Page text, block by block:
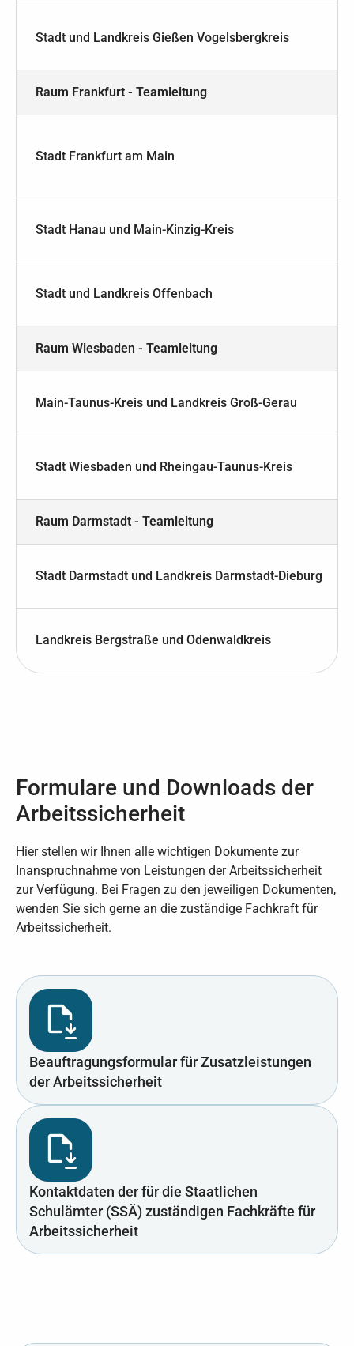
Stadt und Landkreis Gießen Vogelsbergkreis
Raum Frankfurt - Teamleitung
Stadt Frankfurt am Main
Stadt Hanau und Main-Kinzig-Kreis
Stadt und Landkreis Offenbach
Raum Wiesbaden - Teamleitung
Main-Taunus-Kreis und Landkreis Groß-Gerau
Stadt Wiesbaden und Rheingau-Taunus-Kreis
Raum Darmstadt - Teamleitung
Stadt Darmstadt und Landkreis Darmstadt-Dieburg
Landkreis Bergstraße und Odenwaldkreis
Formulare und Downloads der
Arbeitssicherheit
Hier stellen wir Ihnen alle wichtigen Dokumente zur
Inanspruchnahme von Leistungen der Arbeitssicherheit
zur Verfügung. Bei Fragen zu den jeweiligen Dokumenten,
wenden Sie sich gerne an die zuständige Fachkraft für
Arbeitssicherheit.
Beauftragungsformular für Zusatzleistungen
der Arbeitssicherheit
Kontaktdaten der für die Staatlichen
Schulämter (SSÄ) zuständigen Fachkräfte für
Arbeitssicherheit